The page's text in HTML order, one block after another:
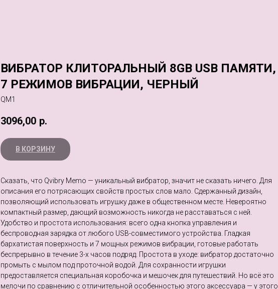
ВИБРАТОР КЛИТОРАЛЬНЫЙ 8GB USB ПАМЯТИ,
7 РЕЖИМОВ ВИБРАЦИИ, ЧЕРНЫЙ
QM1
3096,00 р.
В КОРЗИНУ
Сказать, что Qvibry Memo — уникальный вибратор, значит не сказать ничего. Для
описания его потрясающих свойств простых слов мало. Сдержанный дизайн,
позволяющий использовать игрушку даже в общественном месте. Невероятно
компактный размер, дающий возможность никогда не расставаться с ней.
Удобство и простота использования: всего одна кнопка управления и
беспроводная зарядка от любого USB-совместимого устройства. Гладкая
бархатистая поверхность и 7 мощных режимов вибрации, готовые работать
беспрерывно в течение 3-х часов подряд. Простота в уходе: вибратор достаточно
промыть с мылом под проточной водой. Для сохранности игрушки
предоставляется специальная коробочка и мешочек для путешествий. Но всё это
мелочи по сравнению с отличительной особенностью этого аксессуара — у этого